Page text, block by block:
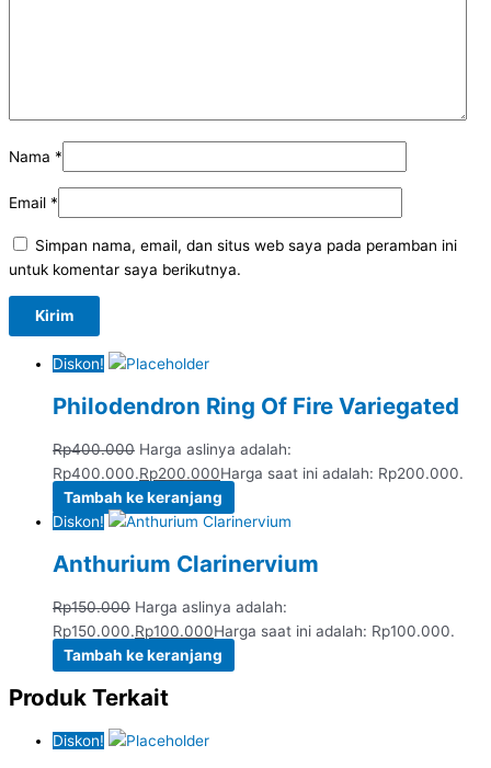
Nama *
Email *
Simpan nama, email, dan situs web saya pada peramban ini
untuk komentar saya berikutnya.
Diskon!
Philodendron Ring Of Fire Variegated
Rp400.000 Harga aslinya adalah:
Rp400.000.Rp200.000Harga saat ini adalah: Rp200.000.
Tambah ke keranjang
Diskon!
Anthurium Clarinervium
Rp150.000 Harga aslinya adalah:
Rp150.000.Rp100.000Harga saat ini adalah: Rp100.000.
Tambah ke keranjang
Produk Terkait
Diskon!